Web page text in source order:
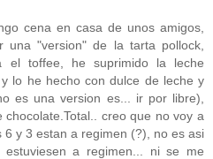
cena en casa de unos amigos,
una "version" de la tarta pollock,
el toffee, he suprimido la leche
lo he hecho con dulce de leche y
es una version es... ir por libre),
creo que no voy a
6 y 3 estan a regimen (?), no es asi
a regimen... ni se me